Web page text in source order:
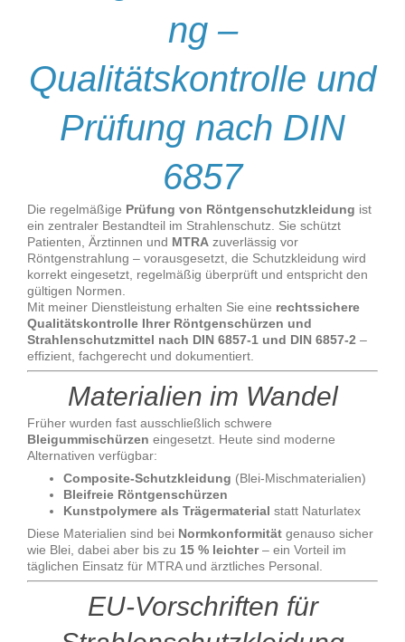
ng –
Qualitätskontrolle und
Prüfung nach DIN
6857
Die regelmäßige Prüfung von Röntgenschutzkleidung ist
ein zentraler Bestandteil im Strahlenschutz. Sie schützt
Patienten, Ärztinnen und MTRA zuverlässig vor
Röntgenstrahlung – vorausgesetzt, die Schutzkleidung wird
korrekt eingesetzt, regelmäßig überprüft und entspricht den
gültigen Normen.
Mit meiner Dienstleistung erhalten Sie eine rechtssichere
Qualitätskontrolle Ihrer Röntgenschürzen und
Strahlenschutzmittel nach DIN 6857-1 und DIN 6857-2 –
effizient, fachgerecht und dokumentiert.
Materialien im Wandel
Früher wurden fast ausschließlich schwere
Bleigummischürzen eingesetzt. Heute sind moderne
Alternativen verfügbar:
Composite-Schutzkleidung (Blei-Mischmaterialien)
Bleifreie Röntgenschürzen
Kunstpolymere als Trägermaterial statt Naturlatex
Diese Materialien sind bei Normkonformität genauso sicher
wie Blei, dabei aber bis zu 15 % leichter– ein Vorteil im
täglichen Einsatz für MTRA und ärztliches Personal.
EU-Vorschriften für